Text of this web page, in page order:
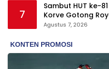
7
Sambut HUT ke-
Korve Gotong
Serentak
Agustus 7, 2026